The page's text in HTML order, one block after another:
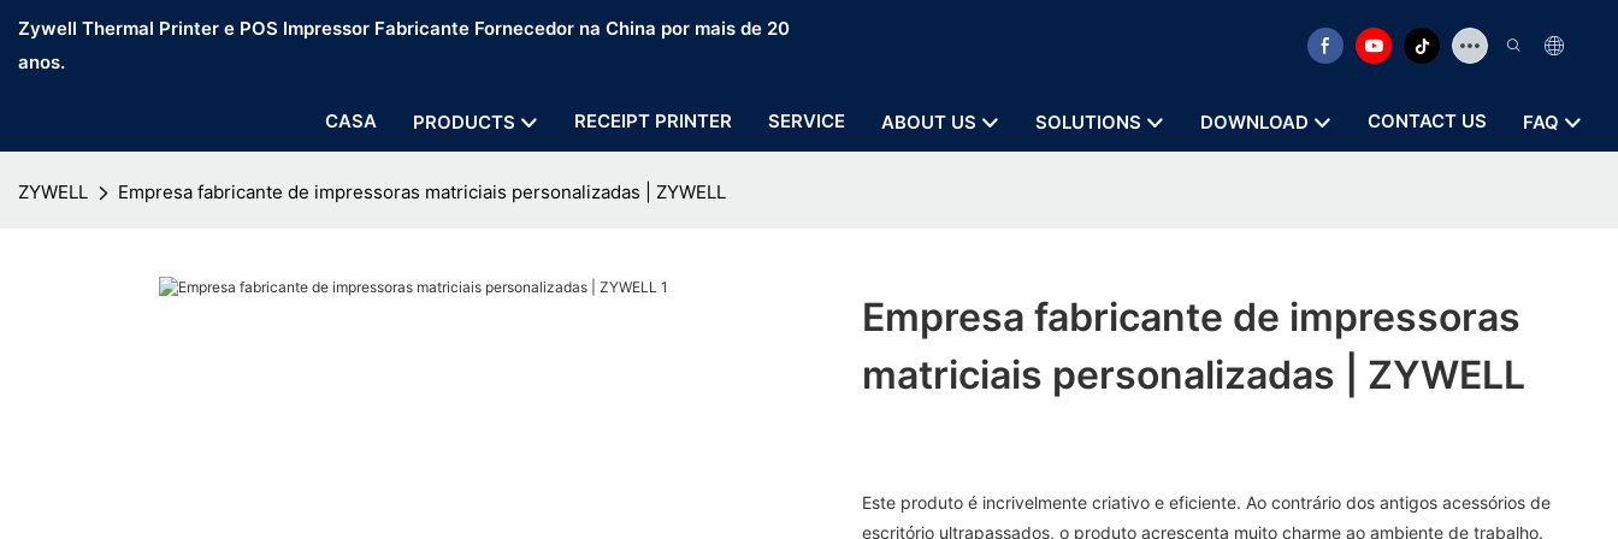
Zywell Thermal Printer e POS Impressor Fabricante Fornecedor na China por mais de 20
anos.
CASA PRODUCTS RECEIPT PRINTER SERVICE ABOUT US SOLUTIONS DOWNLOAD CONTACT US FAQ
ZYWELL Empresa fabricante de impressoras matriciais personalizadas | ZYWELL
Empresa fabricante de impressoras
matriciais personalizadas | ZYWELL
Este produto é incrivelmente criativo e eficiente. Ao contrário dos antigos acessórios de
escritório ultrapassados, o produto acrescenta muito charme ao ambiente de trabalho.